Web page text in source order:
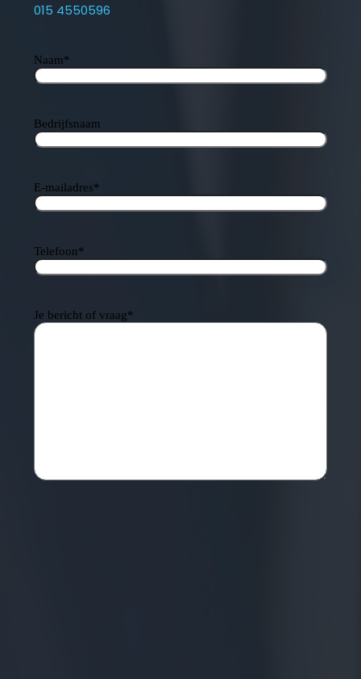
015 4550596
Naam*
Bedrijfsnaam
E-mailadres*
Telefoon*
Je bericht of vraag*